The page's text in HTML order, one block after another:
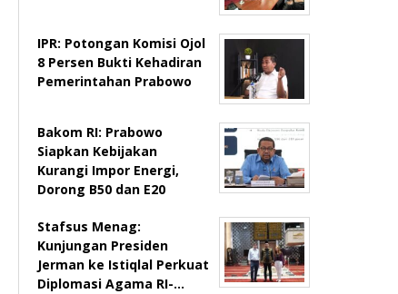
IPR: Potongan Komisi Ojol
8 Persen Bukti Kehadiran
Pemerintahan Prabowo
Bakom RI: Prabowo
Siapkan Kebijakan
Kurangi Impor Energi,
Dorong B50 dan E20
Stafsus Menag:
Kunjungan Presiden
Jerman ke Istiqlal Perkuat
Diplomasi Agama RI-…